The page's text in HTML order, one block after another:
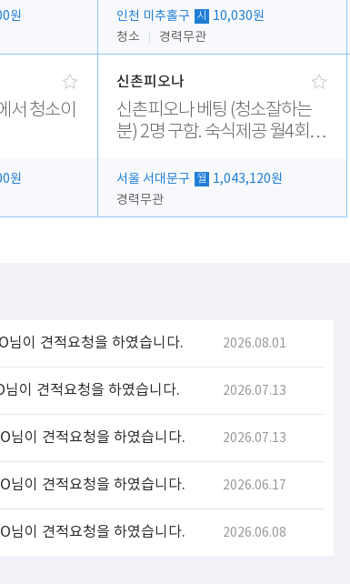
원
인천 미추홀구 시
10,030원
청소
경력무관
서 청소이
원
신촌피오나
신촌피오나 베팅 (청소잘하는
분) 2명 구함. 숙식제공 월4회휴
서울 서대문구 월
1,043,120원
경력무관
님이 견적요청을 하였습니다. 2026.08.01
님이 견적요청을 하였습니다. 2026.07.13
님이 견적요청을 하였습니다. 2026.07.13
님이 견적요청을 하였습니다. 2026.06.17
님이 견적요청을 하였습니다. 2026.06.08